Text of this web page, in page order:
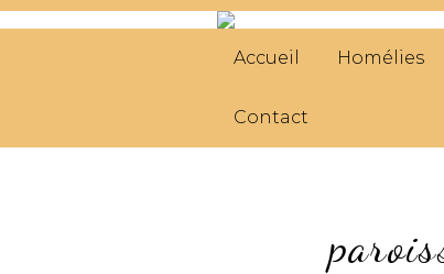
Accueil Homélies
Contact